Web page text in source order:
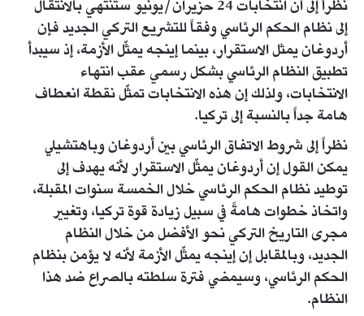
نظراً إلى أن انتخابات 24 حزيران/يونيو ستنتهي بالانتقال
إلى نظام الحكم الرئاسي وفقاً للتشريع التركي الجديد فإن
أردوغان يمثل الاستقرار، بينما إينجه يمثّل الأزمة، إذ سيبدأ
تطبيق النظام الرئاسي بشكل رسمي عقب انتهاء
الانتخابات، ولذلك إن هذه الانتخابات تمثّل نقطة انعطاف
هامة جداً بالنسبة إلى تركيا.
نظراً إلى شروط الاتفاق الرئاسي بين أردوغان وباهتشيلي
يمكن القول إن أردوغان يمثّل الاستقرار لأنه يهدف إلى
توطيد نظام الحكم الرئاسي خلال الخمسة سنوات المقبلة،
واتخاذ خطوات هامةً في سبيل زيادة قوة تركيا، وتغيير
مجرى التاريخ التركي نحو الأفضل من خلال النظام
الجديد، وبالمقابل إن إينجه يمثّل الأزمة لأنه لا يؤمن بنظام
الحكم الرئاسي، وسيمضي فترة سلطته بالصراع ضد هذا
النظام.